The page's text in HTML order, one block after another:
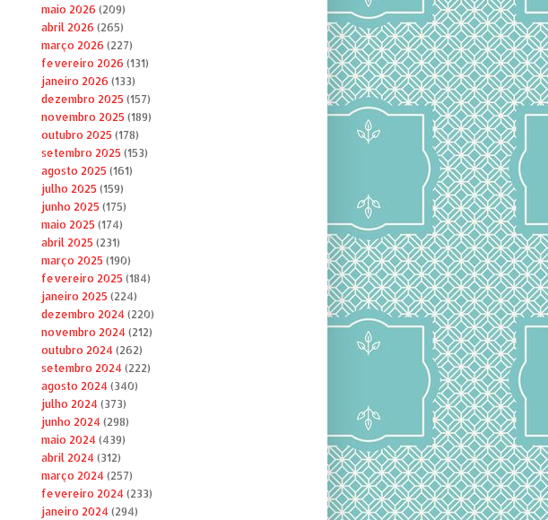
maio 2026 (209)
abril 2026 (265)
março 2026 (227)
fevereiro 2026 (131)
janeiro 2026 (133)
dezembro 2025 (157)
novembro 2025 (189)
outubro 2025 (178)
setembro 2025 (153)
agosto 2025 (161)
julho 2025 (159)
junho 2025 (175)
maio 2025 (174)
abril 2025 (231)
março 2025 (190)
fevereiro 2025 (184)
janeiro 2025 (224)
dezembro 2024 (220)
novembro 2024 (212)
outubro 2024 (262)
setembro 2024 (222)
agosto 2024 (340)
julho 2024 (373)
junho 2024 (298)
maio 2024 (439)
abril 2024 (312)
março 2024 (257)
fevereiro 2024 (233)
janeiro 2024 (294)